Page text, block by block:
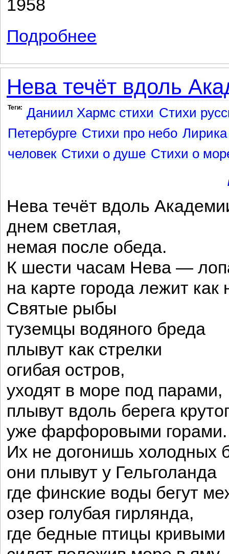
1958
Подробнее
Нева течёт вдоль
Теги: Даниил Хармс стихи Стихи
Петербурге Стихи про небо Лирика
человек Стихи о душе Стихи о
Нева течёт вдоль
днем светлая,
немая после обеда.
К шести часам Нева —
на карте города лежит как
Святые рыбы
туземцы водяного бреда
плывут как стрелки
огибая остров,
уходят в море под парами,
плывут вдоль берега
уже фарфоровыми горами.
Их не догонишь холодных
они плывут у Гельголанда
где финские воды бегут
озер голубая гирлянда,
где бедные птицы